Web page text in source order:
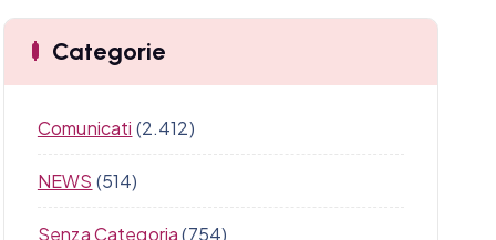
Categorie
Comunicati (2.412)
NEWS (514)
Senza Categoria(754)